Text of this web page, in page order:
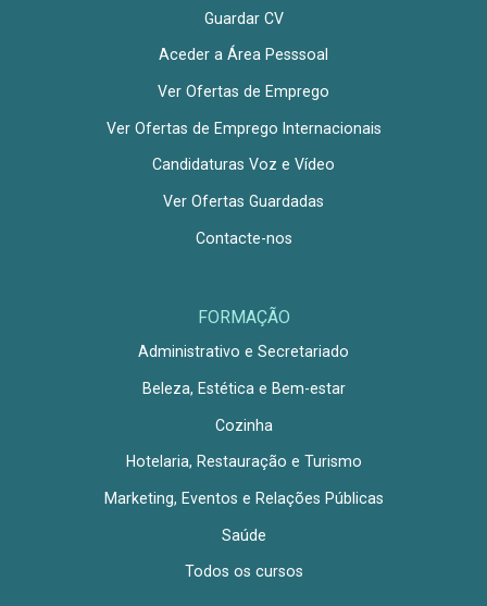
Guardar CV
Aceder a Área Pesssoal
Ver Ofertas de Emprego
Ver Ofertas de Emprego Internacionais
Candidaturas Voz e Vídeo
Ver Ofertas Guardadas
Contacte-nos
FORMAÇÃO
Administrativo e Secretariado
Beleza, Estética e Bem-estar
Cozinha
Hotelaria, Restauração e Turismo
Marketing, Eventos e Relações Públicas
Saúde
Todos os cursos